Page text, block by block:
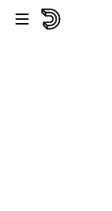
Saltar al